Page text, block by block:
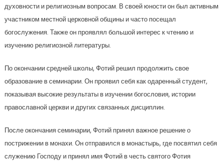
духовности и религиозным вопросам. В своей юности он был активным
участником местной церковной общины и часто посещал
богослужения. Также он проявлял большой интерес к чтению и
изучению религиозной литературы.
По окончании средней школы, Фотий решил продолжить свое
образование в семинарии. Он проявил себя как одаренный студент,
показывая высокие результаты в изучении богословия, истории
православной церкви и других связанных дисциплин.
После окончания семинарии, Фотий принял важное решение о
пострижении в монахи. Он отправился в монастырь, где посвятил себя
служению Господу и принял имя Фотий в честь святого Фотия